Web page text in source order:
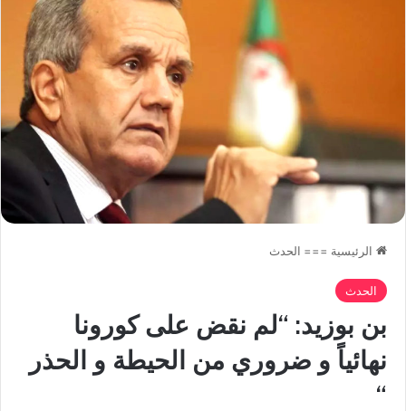
الرئيسية === الحدث
الحدث
بن بوزيد: “لم نقض على كورونا
نهائياً و ضروري من الحيطة و الحذر
“